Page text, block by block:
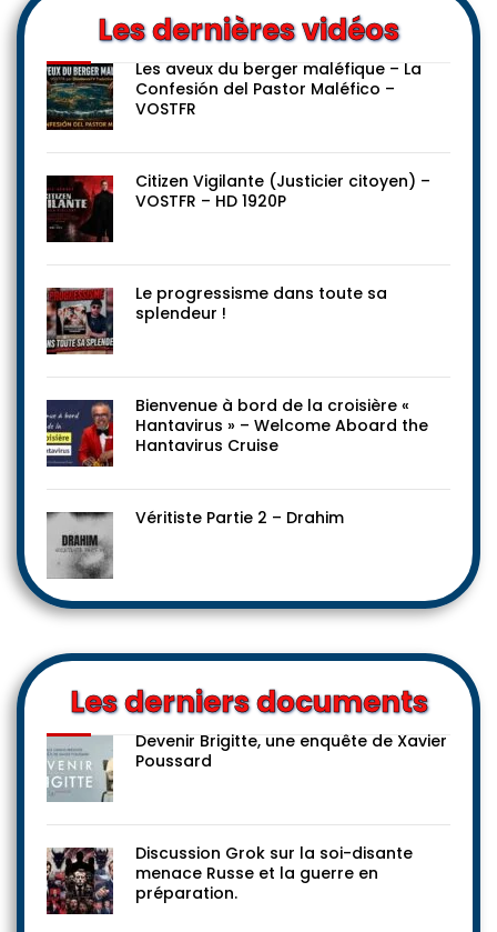
Les dernières vidéos
Les aveux du berger maléfique – La
Confesión del Pastor Maléfico –
VOSTFR
Citizen Vigilante (Justicier citoyen) –
VOSTFR – HD 1920P
Le progressisme dans toute sa
splendeur !
Bienvenue à bord de la croisière «
Hantavirus » – Welcome Aboard the
Hantavirus Cruise
Véritiste Partie 2 – Drahim
Les derniers documents
Devenir Brigitte, une enquête de Xavier
Poussard
Discussion Grok sur la soi-disante
menace Russe et la guerre en
préparation.